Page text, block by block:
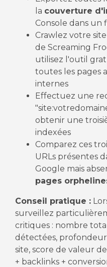
la couverture
Console dans un
Crawlez votre
de Screaming
utilisez l'outil
toutes les pages
internes
Effectuez une
obtenir une
indexées
Comparez ces
URLs présentes
Google mais
pages
Conseil pratique :
surveillez
critiques : nombre
détectées,
site, score de valeur
+ backlinks +